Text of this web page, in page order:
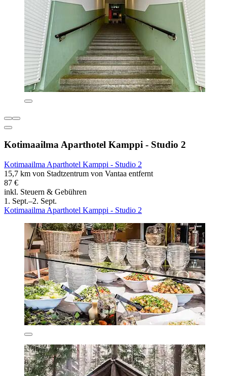
Kotimaailma Aparthotel Kamppi - Studio 2
Kotimaailma Aparthotel Kamppi - Studio 2
15,7 km von Stadtzentrum von Vantaa entfernt
87 €
inkl. Steuern & Gebühren
1. Sept.–2. Sept.
Kotimaailma Aparthotel Kamppi - Studio 2